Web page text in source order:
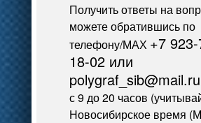
Получить ответы на
можете обратившись по
телефону/МАХ +7
18-02 или
polygraf_sib@mail.ru
с 9 до 20 часов
Новосибирское время